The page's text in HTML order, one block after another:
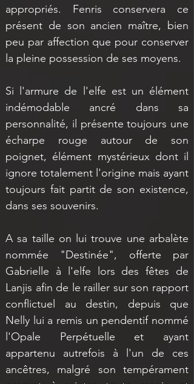
appropriés. Fenris conservera ce
présent de son ancien maître, bien
peu par affection que pour conserver
la pleine possession de ses moyens.
Si l'armure de l'elfe est un élément
indémodable ancré dans sa
personnalité, il présente toujours une
écharpe rouge autour de son
poignet, élément mystérieux dont il
ignore totalement l'origine mais ayant
toujours fait partit de son existence,
dans ses souvenirs.
A sa taille on lui trouve une arbalète
nommée "Destinée", offerte par
Gabrielle à l'elfe lors des fêtes de
Lanjis afin de le railler sur son rapport
conflictuel au destin, depuis que
Nelly lui a remis un pendentif nommé
l'Opale Perpétuelle et ayant
appartenu autrefois à l'un de ces
ancêtres, malgré son tempérament